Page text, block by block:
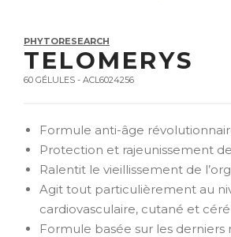
PHYTORESEARCH
TELOMERYS
60 GÉLULES - ACL6024256
Formule anti-âge
Protection et rajeunissement
Ralentit le vieillissement de
Agit tout particulièrement au
cardiovasculaire, cutané et
Formule basée sur les derniers